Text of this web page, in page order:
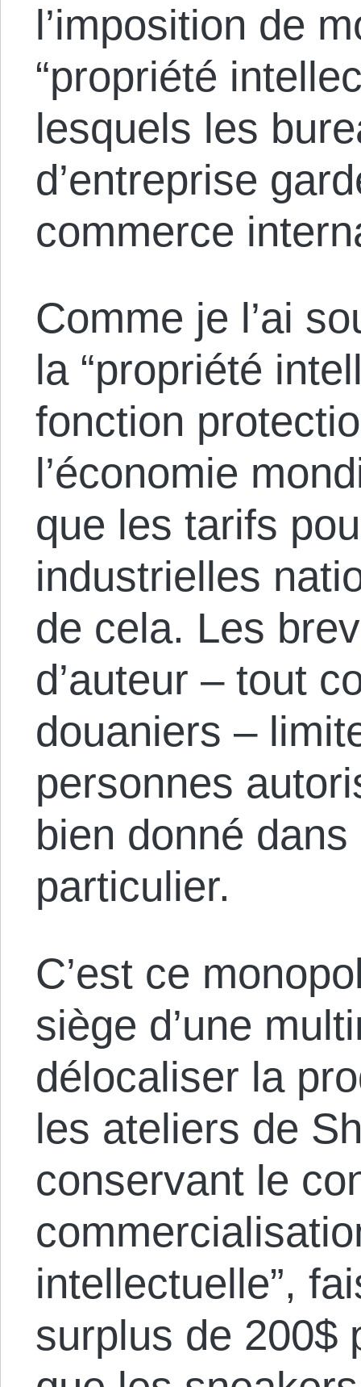
l’imposition de
“propriété
lesquels les
d’entreprise
commerce
Comme je l’ai
la “propriété
fonction
l’économie
que les tarifs
industrielles
de cela. Les
d’auteur – tout
douaniers –
personnes
bien donné
particulier.
C’est ce
siège d’une
délocaliser la
les ateliers de
conservant le
intellectuelle”,
surplus de 200$